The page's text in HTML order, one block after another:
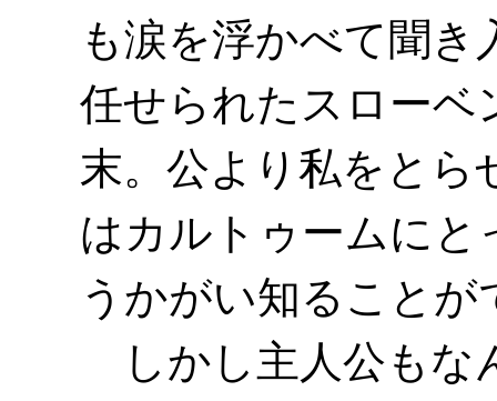
も涙を浮かべて聞
任せられたスローベ
末。公より私をとら
はカルトゥームにと
うかがい知ること
しかし主人公もな